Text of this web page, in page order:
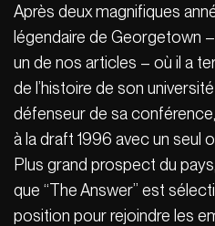
Après deux magnifiques
légendaire de Georgetown
un de nos articles – où il a
de l’histoire de son
défenseur de sa
à la draft 1996 avec un seul
Plus grand prospect du
que “The Answer” est
position pour rejoindre les